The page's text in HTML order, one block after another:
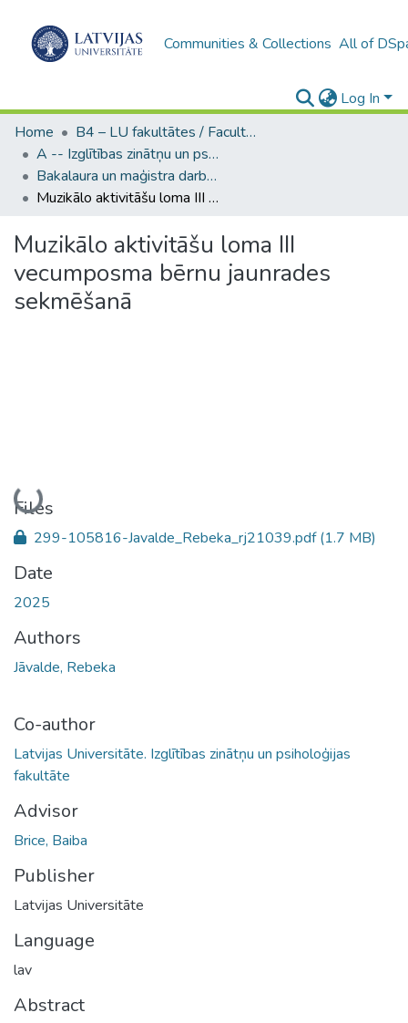
Communities & Collections All of
Log In
Home
B4 – LU fakultātes / Faculties of the UL
A -- Izglītības zinātņu un psiholoģijas fakultāte / Faculty of Education Sciences and Psychology
Bakalaura un maģistra darbi (PPMF) / Bachelor's and Master's theses
Muzikālo aktivitāšu loma III vecumposma bērnu jaunrades sekmēšanā
Muzikālo aktivitāšu loma III
vecumposma bērnu jaunrades
sekmēšanā
Loading...
Files
299-105816-Javalde_Rebeka_rj21039.pdf(1.7 MB)
Date
2025
Authors
Jāvalde, Rebeka
Co-author
Latvijas Universitāte. Izglītības zinātņu un psiholoģijas
fakultāte
Advisor
Brice, Baiba
Publisher
Latvijas Universitāte
Language
lav
Abstract